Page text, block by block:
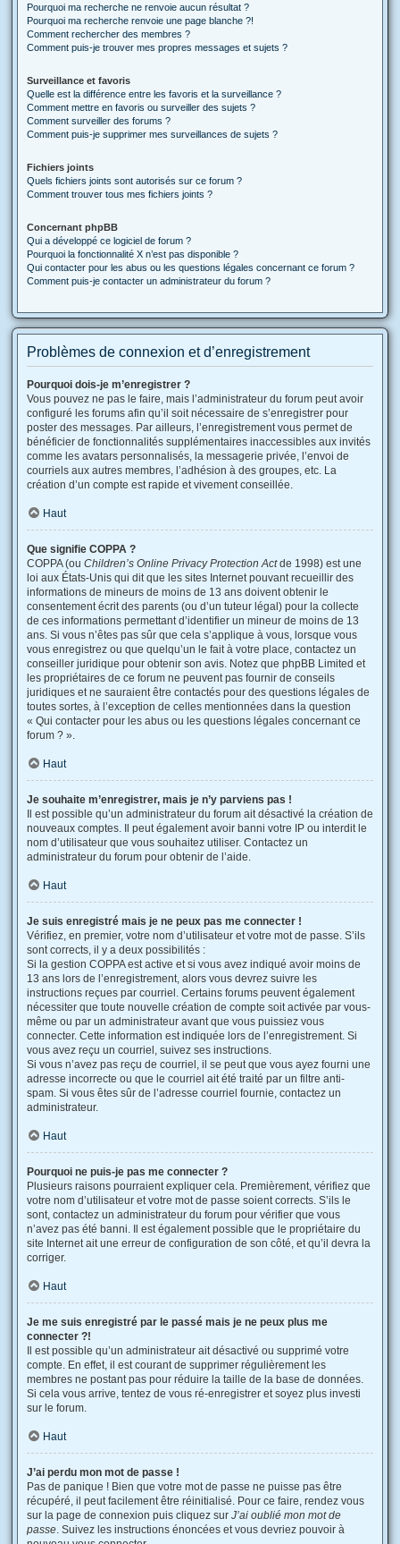
Pourquoi ma recherche ne renvoie aucun résultat ?
Pourquoi ma recherche renvoie une page blanche ?!
Comment rechercher des membres ?
Comment puis-je trouver mes propres messages et sujets ?
Surveillance et favoris
Quelle est la différence entre les favoris et la surveillance ?
Comment mettre en favoris ou surveiller des sujets ?
Comment surveiller des forums ?
Comment puis-je supprimer mes surveillances de sujets ?
Fichiers joints
Quels fichiers joints sont autorisés sur ce forum ?
Comment trouver tous mes fichiers joints ?
Concernant phpBB
Qui a développé ce logiciel de forum ?
Pourquoi la fonctionnalité X n’est pas disponible ?
Qui contacter pour les abus ou les questions légales concernant ce forum ?
Comment puis-je contacter un administrateur du forum ?
Problèmes de connexion et d’enregistrement
Pourquoi dois-je m’enregistrer ?
Vous pouvez ne pas le faire, mais l’administrateur du forum peut avoir
configuré les forums afin qu’il soit nécessaire de s’enregistrer pour
poster des messages. Par ailleurs, l’enregistrement vous permet de
bénéficier de fonctionnalités supplémentaires inaccessibles aux invités
comme les avatars personnalisés, la messagerie privée, l’envoi de
courriels aux autres membres, l’adhésion à des groupes, etc. La
création d’un compte est rapide et vivement conseillée.
Haut
Que signifie COPPA ?
COPPA (ou Children’s Online Privacy Protection Actde 1998) est une
loi aux États-Unis qui dit que les sites Internet pouvant recueillir des
informations de mineurs de moins de 13 ans doivent obtenir le
consentement écrit des parents (ou d’un tuteur légal) pour la collecte
de ces informations permettant d’identifier un mineur de moins de 13
ans. Si vous n’êtes pas sûr que cela s’applique à vous, lorsque vous
vous enregistrez ou que quelqu’un le fait à votre place, contactez un
conseiller juridique pour obtenir son avis. Notez que phpBB Limited et
les propriétaires de ce forum ne peuvent pas fournir de conseils
juridiques et ne sauraient être contactés pour des questions légales de
toutes sortes, à l’exception de celles mentionnées dans la question
« Qui contacter pour les abus ou les questions légales concernant ce
forum ? ».
Haut
Je souhaite m’enregistrer, mais je n’y parviens pas !
Il est possible qu’un administrateur du forum ait désactivé la création de
nouveaux comptes. Il peut également avoir banni votre IP ou interdit le
nom d’utilisateur que vous souhaitez utiliser. Contactez un
administrateur du forum pour obtenir de l’aide.
Haut
Je suis enregistré mais je ne peux pas me connecter !
Vérifiez, en premier, votre nom d’utilisateur et votre mot de passe. S’ils
sont corrects, il y a deux possibilités :
Si la gestion COPPA est active et si vous avez indiqué avoir moins de
13 ans lors de l’enregistrement, alors vous devrez suivre les
instructions reçues par courriel. Certains forums peuvent également
nécessiter que toute nouvelle création de compte soit activée par vous-
même ou par un administrateur avant que vous puissiez vous
connecter. Cette information est indiquée lors de l’enregistrement. Si
vous avez reçu un courriel, suivez ses instructions.
Si vous n’avez pas reçu de courriel, il se peut que vous ayez fourni une
adresse incorrecte ou que le courriel ait été traité par un filtre anti-
spam. Si vous êtes sûr de l’adresse courriel fournie, contactez un
administrateur.
Haut
Pourquoi ne puis-je pas me connecter ?
Plusieurs raisons pourraient expliquer cela. Premièrement, vérifiez que
votre nom d’utilisateur et votre mot de passe soient corrects. S’ils le
sont, contactez un administrateur du forum pour vérifier que vous
n’avez pas été banni. Il est également possible que le propriétaire du
site Internet ait une erreur de configuration de son côté, et qu’il devra la
corriger.
Haut
Je me suis enregistré par le passé mais je ne peux plus me
connecter ?!
Il est possible qu’un administrateur ait désactivé ou supprimé votre
compte. En effet, il est courant de supprimer régulièrement les
membres ne postant pas pour réduire la taille de la base de données.
Si cela vous arrive, tentez de vous ré-enregistrer et soyez plus investi
sur le forum.
Haut
J’ai perdu mon mot de passe !
Pas de panique ! Bien que votre mot de passe ne puisse pas être
récupéré, il peut facilement être réinitialisé. Pour ce faire, rendez vous
sur la page de connexion puis cliquez sur J’ai oublié mon mot de
passe. Suivez les instructions énoncées et vous devriez pouvoir à